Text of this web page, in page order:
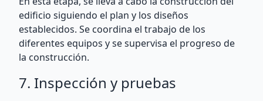
edificio siguiendo el plan y los diseños
establecidos. Se coordina el trabajo de los
diferentes equipos y se supervisa el progreso de
la construcción.
7. Inspección y pruebas